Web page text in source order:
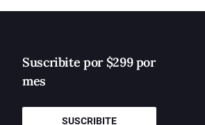
Suscribite por $299 por
mes
SUSCRIBITE